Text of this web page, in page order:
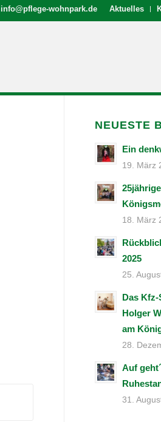
Aktuelles
info@pflege-wohnpark.de
NEUESTE
Ein
19. März
18. März
2025
25.
Das
Holger
am
28.
Auf
31.